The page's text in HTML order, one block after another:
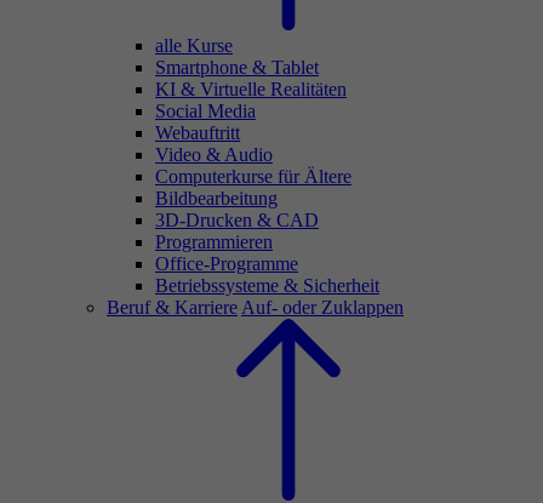
alle Kurse
Smartphone & Tablet
KI & Virtuelle Realitäten
Social Media
Webauftritt
Video & Audio
Computerkurse für Ältere
Bildbearbeitung
3D-Drucken & CAD
Programmieren
Office-Programme
Betriebssysteme & Sicherheit
Beruf & Karriere Auf- oder Zuklappen